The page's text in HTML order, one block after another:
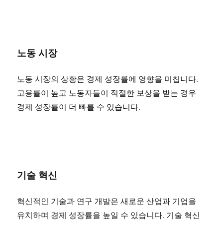
노동 시장
노동 시장의 상황은 경제 성장률에 영향을 미칩니다.
고용률이 높고 노동자들이 적절한 보상을 받는 경우
경제 성장률이 더 빠를 수 있습니다.
기술 혁신
혁신적인 기술과 연구 개발은 새로운 산업과 기업을
유치하며 경제 성장률을 높일 수 있습니다. 기술 혁신